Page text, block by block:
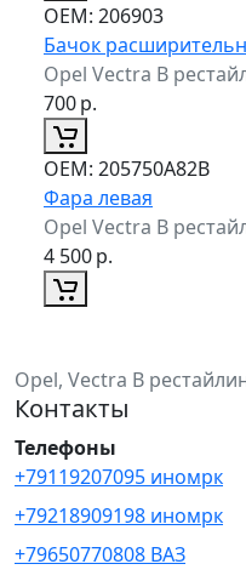
ОЕМ: 206903
Бачок
Opel Vectra B
700р.
ОЕМ: 205750A82B
Фара левая
Opel Vectra B
4 500р.
Opel, Vectra B
Контакты
Телефоны
+79119207095 иномрк
+79218909198 иномрк
+79650770808 ВАЗ